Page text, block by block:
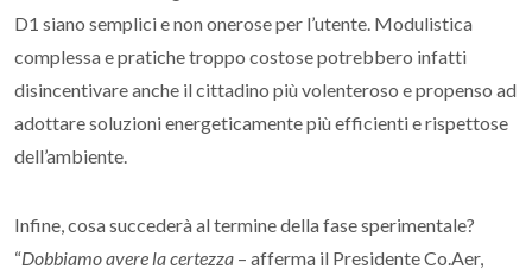
D1 siano semplici e non onerose per l’utente. Modulistica
complessa e pratiche troppo costose potrebbero infatti
disincentivare anche il cittadino più volenteroso e propenso ad
adottare soluzioni energeticamente più efficienti e rispettose
dell’ambiente.
Infine, cosa succederà al termine della fase sperimentale?
“Dobbiamo avere la certezza – afferma il Presidente Co.Aer,